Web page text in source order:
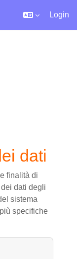
Login
dati
finalità di
dati degli
sistema
specifiche